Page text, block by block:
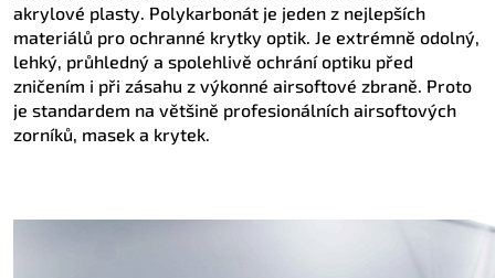
akrylové plasty. Polykarbonát je jeden z nejlepších
materiálů pro ochranné krytky optik. Je extrémně odolný,
lehký, průhledný a spolehlivě ochrání optiku před
zničením i při zásahu z výkonné airsoftové zbraně. Proto
je standardem na většině profesionálních airsoftových
zorníků, masek a krytek.